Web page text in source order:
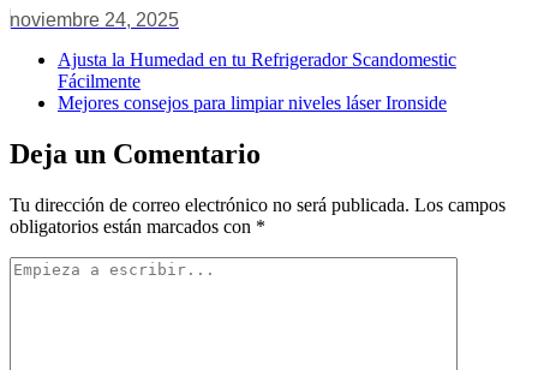
noviembre 24, 2025
Ajusta la Humedad en tu Refrigerador Scandomestic
Fácilmente
Mejores consejos para limpiar niveles láser Ironside
Deja un Comentario
Tu dirección de correo electrónico no será publicada. Los campos
obligatorios están marcados con *